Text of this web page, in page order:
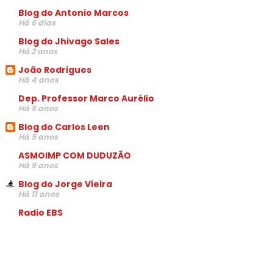
Blog do Antonio Marcos
Há 6 dias
Blog do Jhivago Sales
Há 2 anos
João Rodrigues
Há 4 anos
Dep. Professor Marco Aurélio
Há 5 anos
Blog do Carlos Leen
Há 5 anos
ASMOIMP COM DUDUZÃO
Há 9 anos
Blog do Jorge Vieira
Há 11 anos
Radio EBS